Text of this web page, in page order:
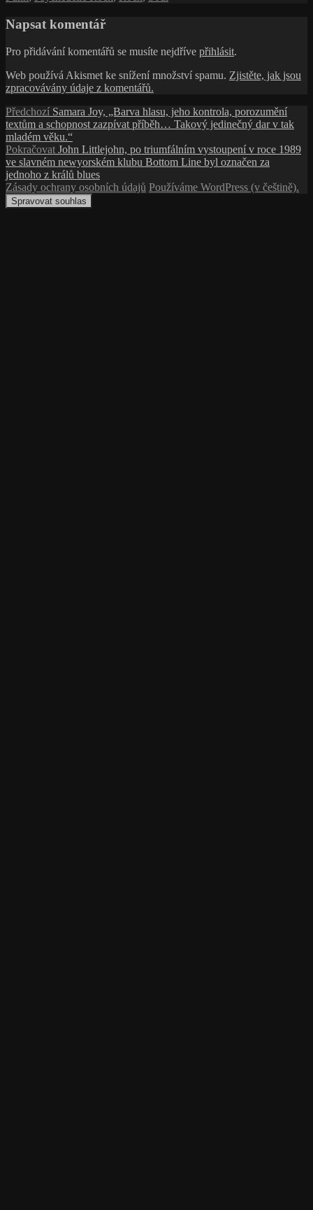
Napsat komentář
Pro přidávání komentářů se musíte nejdříve přihlásit.
Web používá Akismet ke snížení množství spamu. Zjistěte, jak jsou
zpracovávány údaje z komentářů.
Navigace
pro
příspěvek
Předchozí Předchozí
příspěvek:
Samara Joy, „Barva hlasu, jeho kontrola, porozumění
textům a schopnost zazpívat příběh… Takový jedinečný dar v tak
mladém věku.“
Pokračovat Následující
příspěvek:
John Littlejohn, po triumfálním vystoupení v roce 1989
ve slavném newyorském klubu Bottom Line byl označen za
jednoho z králů blues
Zásady ochrany osobních údajů Používáme WordPress (v češtině).
Spravovat souhlas